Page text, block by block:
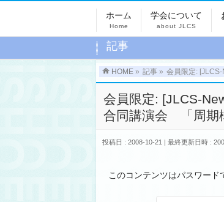
ホーム
Home
学会について
about JLCS
記事
HOME » 記事 » 会員限定:
会員限定: [JLCS-
合同講演会 「周期
投稿日 : 2008-10-21 最終更新日時 :
このコンテンツはパスワード